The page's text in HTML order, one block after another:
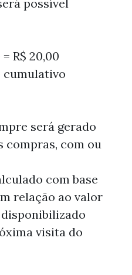
possível
R$ 20,00
cumulativo
será gerado
compras, com ou
com base
relação ao valor
visita do